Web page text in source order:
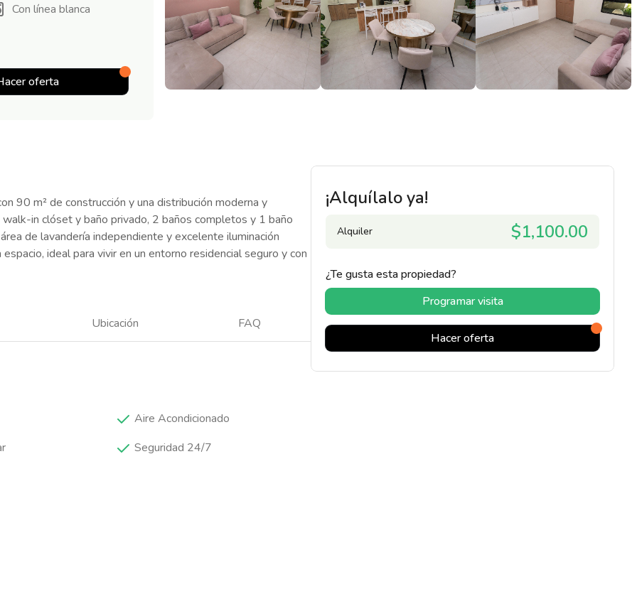
Con línea blanca
oferta
90 m² de construcción y una distribución moderna y
in clóset y baño privado, 2 baños completos y 1 baño
de lavandería independiente y excelente iluminación
ideal para vivir en un entorno residencial seguro y con
Ubicación FAQ
Aire Acondicionado
Seguridad 24/7
¡Alquílalo ya!
Alquiler $1,100.00
¿Te gusta esta propiedad?
Programar visita
Hacer oferta